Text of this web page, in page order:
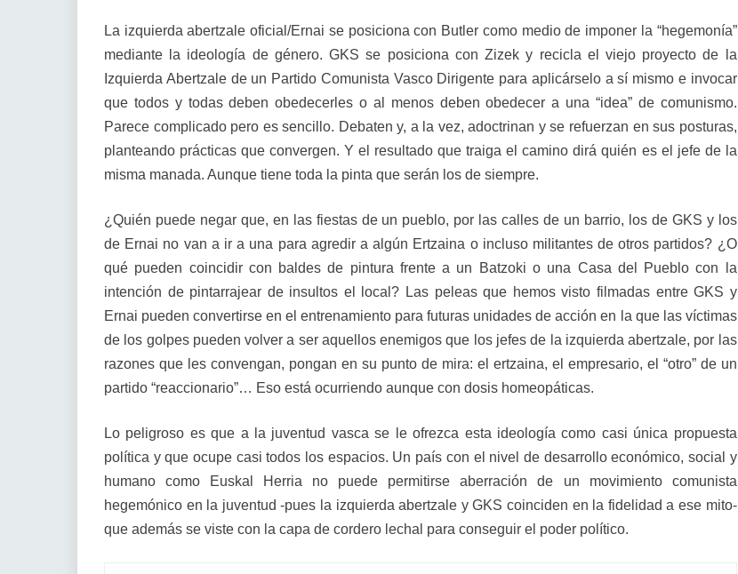
La izquierda abertzale oficial/Ernai se posiciona con Butler como medio de imponer la “hegemonía”
mediante la ideología de género. GKS se posiciona con Zizek y recicla el viejo proyecto de la
Izquierda Abertzale de un Partido Comunista Vasco Dirigente para aplicárselo a sí mismo e invocar
que todos y todas deben obedecerles o al menos deben obedecer a una “idea” de comunismo.
Parece complicado pero es sencillo. Debaten y, a la vez, adoctrinan y se refuerzan en sus posturas,
planteando prácticas que convergen. Y el resultado que traiga el camino dirá quién es el jefe de la
misma manada. Aunque tiene toda la pinta que serán los de siempre.
¿Quién puede negar que, en las fiestas de un pueblo, por las calles de un barrio, los de GKS y los
de Ernai no van a ir a una para agredir a algún Ertzaina o incluso militantes de otros partidos? ¿O
qué pueden coincidir con baldes de pintura frente a un Batzoki o una Casa del Pueblo con la
intención de pintarrajear de insultos el local? Las peleas que hemos visto filmadas entre GKS y
Ernai pueden convertirse en el entrenamiento para futuras unidades de acción en la que las víctimas
de los golpes pueden volver a ser aquellos enemigos que los jefes de la izquierda abertzale, por las
razones que les convengan, pongan en su punto de mira: el ertzaina, el empresario, el “otro” de un
partido “reaccionario”… Eso está ocurriendo aunque con dosis homeopáticas.
Lo peligroso es que a la juventud vasca se le ofrezca esta ideología como casi única propuesta
política y que ocupe casi todos los espacios. Un país con el nivel de desarrollo económico, social y
humano como Euskal Herria no puede permitirse aberración de un movimiento comunista
hegemónico en la juventud -pues la izquierda abertzale y GKS coinciden en la fidelidad a ese mito-
que además se viste con la capa de cordero lechal para conseguir el poder político.